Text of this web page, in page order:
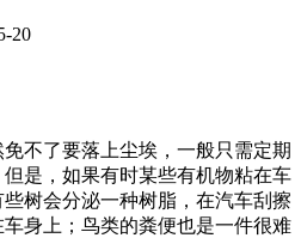
20
不了要落上尘埃，一般只需定期
是，如果有时某些有机物粘在车
树会分泌一种树脂，在汽车刮擦
身上；鸟类的粪便也是一件很难